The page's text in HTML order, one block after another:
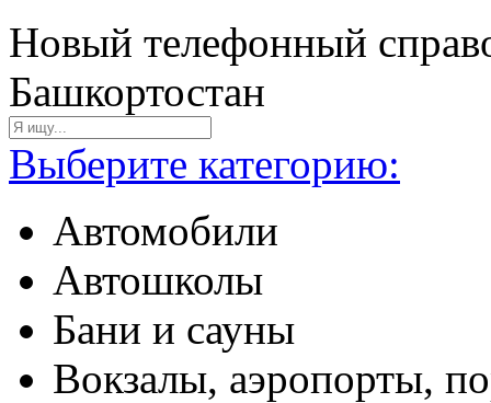
Новый телефонный
Башкортостан
Выберите категорию:
Автомобили
Автошколы
Бани и сауны
Вокзалы, аэропорты,